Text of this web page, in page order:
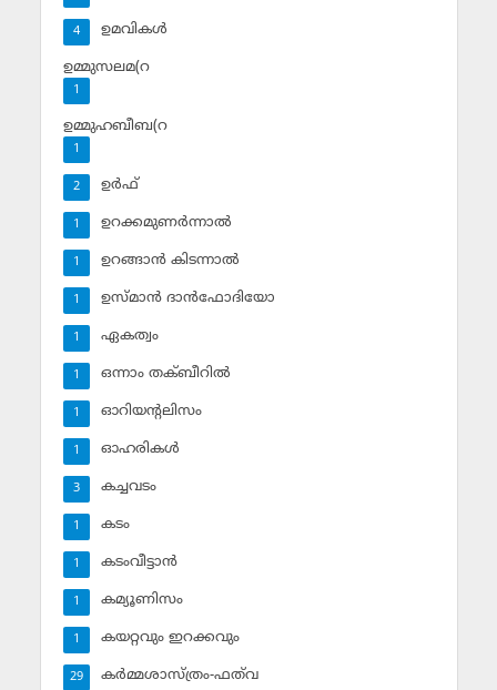
ഉമവികള്‍
4
ഉമ്മുസലമ(റ
1
ഉമ്മുഹബീബ(റ
1
ഉര്‍ഫ്
2
ഉറക്കമുണര്‍ന്നാല്‍
1
ഉറങ്ങാന്‍ കിടന്നാല്‍
1
ഉസ്മാന്‍ ദാന്‍ഫോദിയോ
1
ഏകത്വം
1
ഒന്നാം തക്ബീറില്‍
1
ഓറിയന്റലിസം
1
ഓഹരികള്‍
1
കച്ചവടം
3
കടം
1
കടംവീട്ടാന്‍
1
കമ്യൂണിസം
1
കയറ്റവും ഇറക്കവും
1
കര്‍മ്മശാസ്ത്രം-ഫത്‌വ
29